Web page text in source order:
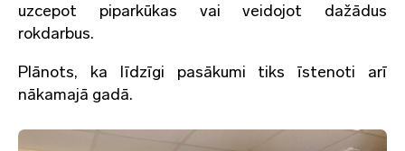
uzcepot piparkūkas vai veidojot dažādus
rokdarbus.
Plānots, ka līdzīgi pasākumi tiks īstenoti arī
nākamajā gadā.